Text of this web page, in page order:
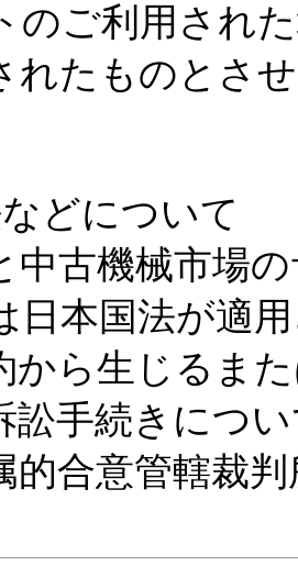
のご利用され
れたものとさ
どについて
中古機械市場
日本国法が適
から生じるま
訟手続きにつ
的合意管轄裁